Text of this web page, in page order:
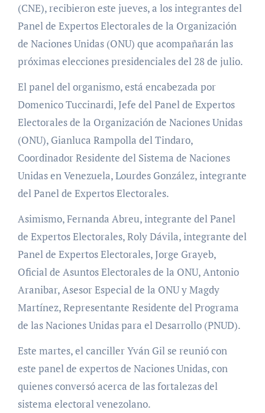
(CNE), recibieron este jueves, a los integrantes del
Panel de Expertos Electorales de la Organización
de Naciones Unidas (ONU) que acompañarán las
próximas elecciones presidenciales del 28 de julio.
El panel del organismo, está encabezada por
Domenico Tuccinardi, Jefe del Panel de Expertos
Electorales de la Organización de Naciones Unidas
(ONU), Gianluca Rampolla del Tindaro,
Coordinador Residente del Sistema de Naciones
Unidas en Venezuela, Lourdes González, integrante
del Panel de Expertos Electorales.
Asimismo, Fernanda Abreu, integrante del Panel
de Expertos Electorales, Roly Dávila, integrante del
Panel de Expertos Electorales, Jorge Grayeb,
Oficial de Asuntos Electorales de la ONU, Antonio
Aranibar, Asesor Especial de la ONU y Magdy
Martínez, Representante Residente del Programa
de las Naciones Unidas para el Desarrollo (PNUD).
Este martes, el canciller Yván Gil se reunió con
este panel de expertos de Naciones Unidas, con
quienes conversó acerca de las fortalezas del
sistema electoral venezolano.